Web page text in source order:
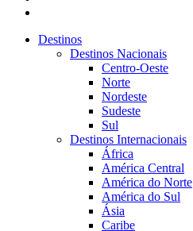
Destinos
Destinos Nacionais
Centro-Oeste
Norte
Nordeste
Sudeste
Sul
Destinos Internacionais
África
América Central
América do Norte
América do Sul
Ásia
Caribe